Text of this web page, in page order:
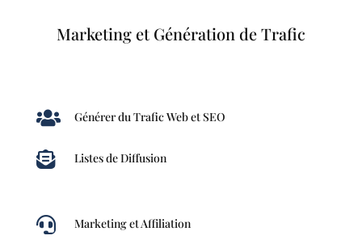
Marketing et Génération de Trafic
 Générer du Trafic Web et SEO
 Listes de Diffusion
 Marketing et Affiliation